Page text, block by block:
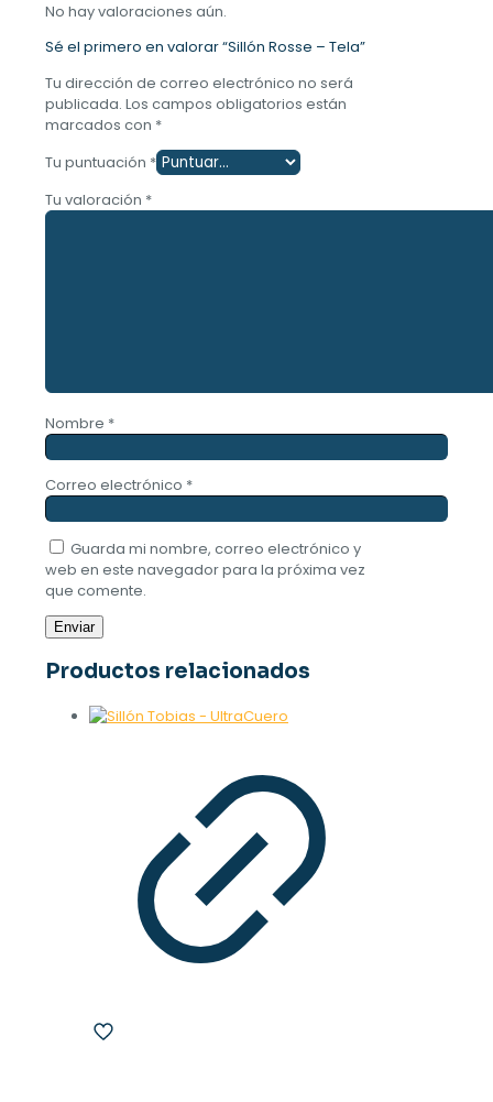
No hay valoraciones aún.
Sé el primero en valorar “Sillón Rosse – Tela”
Tu dirección de correo electrónico no será
publicada. Los campos obligatorios están
marcados con *
Tu puntuación *
Tu valoración *
Nombre *
Correo electrónico *
Guarda mi nombre, correo electrónico y
web en este navegador para la próxima vez
que comente.
Productos relacionados